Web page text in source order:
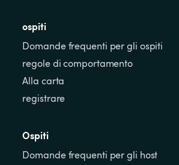
ospiti
Domande frequenti per gli ospiti
regole di comportamento
Alla carta
registrare
Ospiti
Domande frequenti per gli host